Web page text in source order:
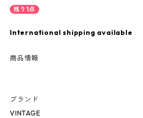
残り1点
International shipping available
商品情報
ブランド
VINTAGE